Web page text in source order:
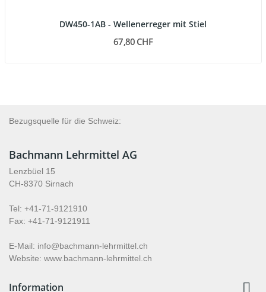
DW450-1AB - Wellenerreger mit Stiel
67,80 CHF
Bezugsquelle für die Schweiz:
Bachmann Lehrmittel AG
Lenzbüel 15
CH-8370 Sirnach
Tel: +41-71-9121910
Fax: +41-71-9121911
E-Mail: info@bachmann-lehrmittel.ch
Website: www.bachmann-lehrmittel.ch
Information 